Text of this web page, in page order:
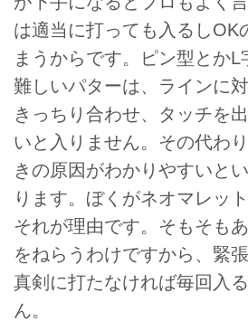
は適当に打っても入るしOK
まうからです。ピン型とか
難しいパターは、ラインに
きっちり合わせ、タッチを
いと入りません。その代わ
きの原因がわかりやすいと
ります。ぼくがネオマレッ
それが理由です。そもそも
をねらうわけですから、緊
真剣に打たなければ毎回入
ん。